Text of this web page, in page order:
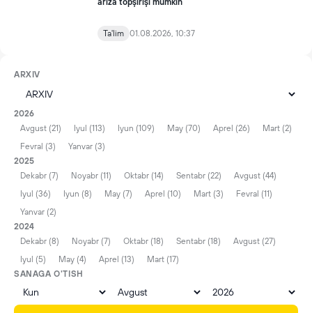
ariza topşirişi mumkin
Ta'lim 01.08.2026, 10:37
ARXIV
2026
Avgust (21)
Iyul (113) Iyun (109) May (70) Aprel (26)
Mart (2)
Fevral (3)
Yanvar (3)
2025
Dekabr (7)
Noyabr (11) Oktabr (14) Sentabr (22)
Avgust (44)
Iyul (36)
Iyun (8) May (7) Aprel (10) Mart (3)
Fevral (11)
Yanvar (2)
2024
Dekabr (8)
Noyabr (7) Oktabr (18) Sentabr (18)
Avgust (27)
Iyul (5)
May (4) Aprel (13)
Mart (17)
SANAGA O'TISH